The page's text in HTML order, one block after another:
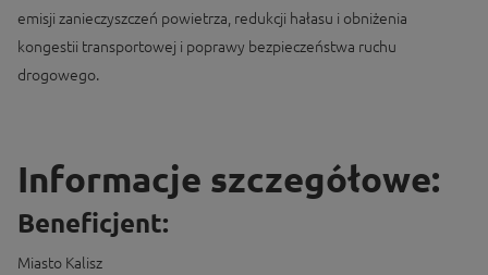
emisji zanieczyszczeń powietrza, redukcji hałasu i obniżenia
kongestii transportowej i poprawy bezpieczeństwa ruchu
drogowego.
Informacje szczegółowe:
Beneficjent:
Miasto Kalisz